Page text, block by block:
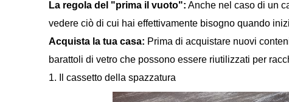
La regola del "prima il vuoto": Anche nel caso di un
vedere ciò di cui hai effettivamente bisogno quando
Acquista la tua casa: Prima di acquistare nuovi
barattoli di vetro che possono essere riutilizzati per
1. Il cassetto della spazzatura